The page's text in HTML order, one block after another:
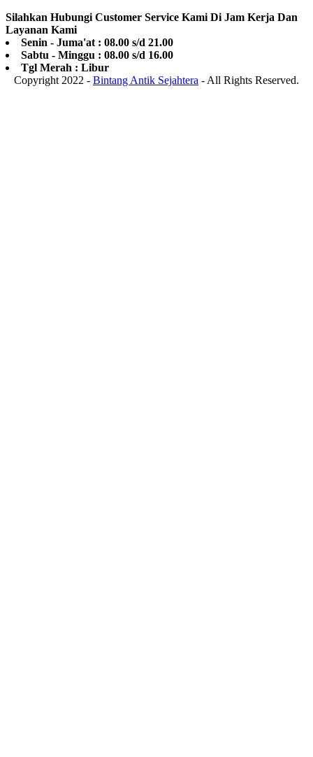
Silahkan Hubungi Customer Service Kami Di Jam Kerja Dan
Layanan Kami
Senin - Juma'at : 08.00 s/d 21.00
Sabtu - Minggu : 08.00 s/d 16.00
Tgl Merah : Libur
Copyright 2022 - Bintang Antik Sejahtera - All Rights Reserved.